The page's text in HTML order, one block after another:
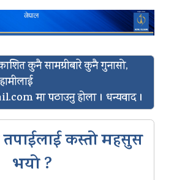
कुनै सामग्रीबारे कुनै गुनासो,
मा पठाउनु होला । धन्यवाद ।
कस्तो महसुस
भयो ?